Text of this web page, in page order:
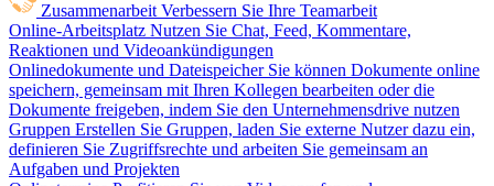
Zusammenarbeit Verbessern Sie Ihre Teamarbeit
Online-Arbeitsplatz Nutzen Sie Chat, Feed, Kommentare,
Reaktionen und Videoankündigungen
Onlinedokumente und Dateispeicher Sie können Dokumente online
speichern, gemeinsam mit Ihren Kollegen bearbeiten oder die
Dokumente freigeben, indem Sie den Unternehmensdrive nutzen
Gruppen Erstellen Sie Gruppen, laden Sie externe Nutzer dazu ein,
definieren Sie Zugriffsrechte und arbeiten Sie gemeinsam an
Aufgaben und Projekten